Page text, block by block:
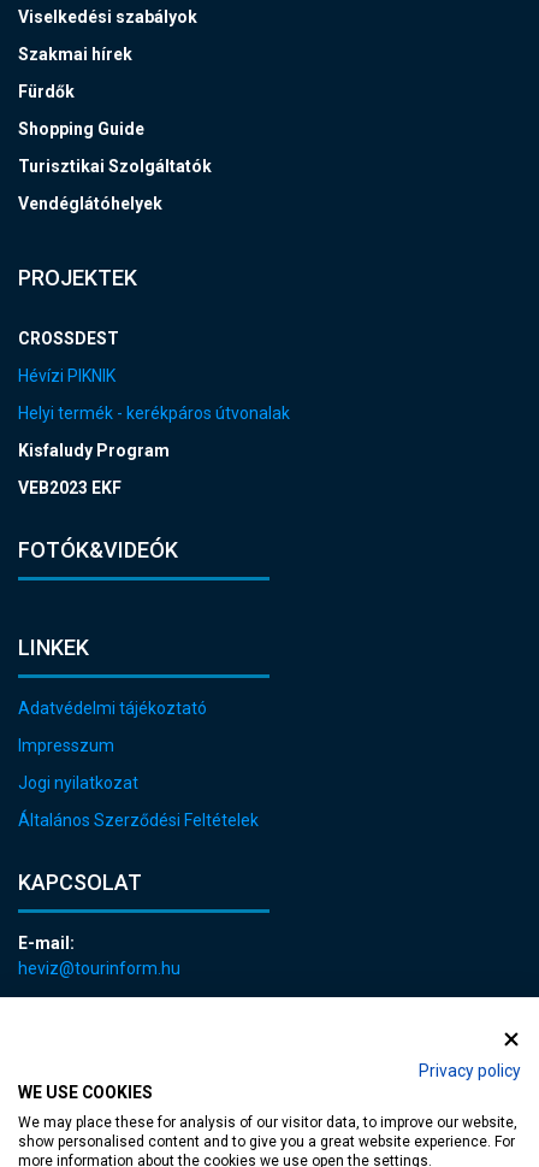
Privacy policy
WE USE COOKIES
We may place these for analysis of our visitor data, to improve our website,
show personalised content and to give you a great website experience. For
more information about the cookies we use open the settings.
Viselkedési szabályok
Szakmai hírek
Fürdők
Shopping Guide
Turisztikai Szolgáltatók
Vendéglátóhelyek
PROJEKTEK
CROSSDEST
Hévízi PIKNIK
Helyi termék - kerékpáros útvonalak
Kisfaludy Program
VEB2023 EKF
FOTÓK&VIDEÓK
LINKEK
Adatvédelmi tájékoztató
Impresszum
Jogi nyilatkozat
Általános Szerződési Feltételek
KAPCSOLAT
E-mail:
heviz@tourinform.hu